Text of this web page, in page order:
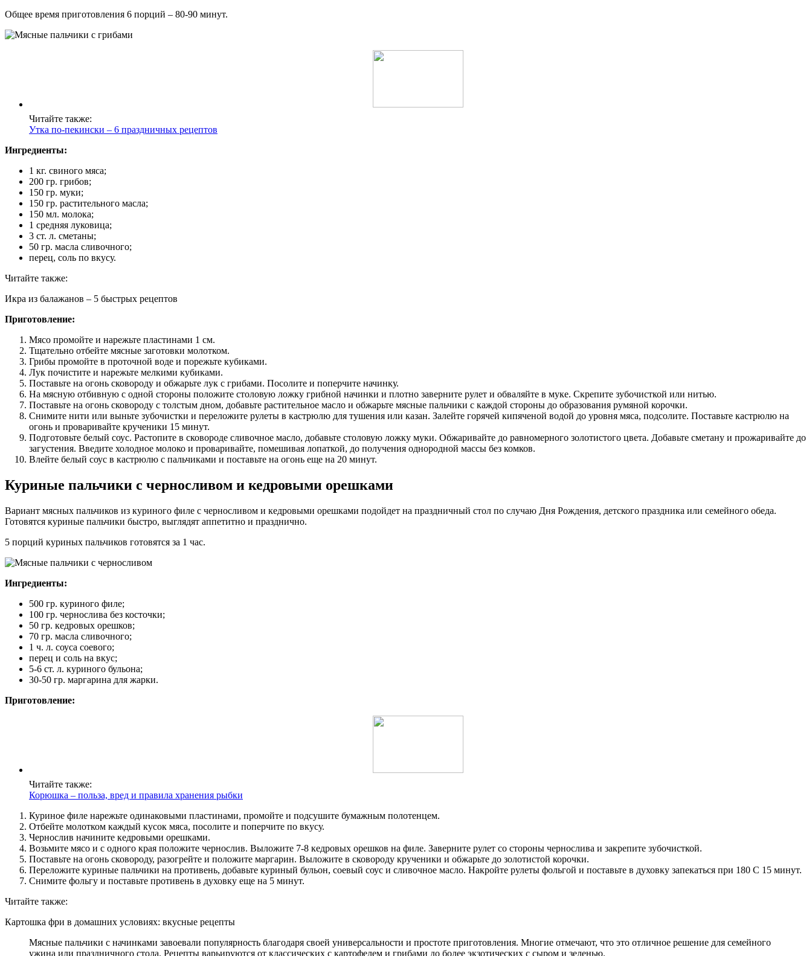
Общее время приготовления 6 порций – 80-90 минут.
Читайте также:
Утка по-пекински – 6 праздничных рецептов
Ингредиенты:
1 кг. свиного мяса;
200 гр. грибов;
150 гр. муки;
150 гр. растительного масла;
150 мл. молока;
1 средняя луковица;
3 ст. л. сметаны;
50 гр. масла сливочного;
перец, соль по вкусу.
Читайте также:
Икра из балажанов – 5 быстрых рецептов
Приготовление:
Мясо промойте и нарежьте пластинами 1 см.
Тщательно отбейте мясные заготовки молотком.
Грибы промойте в проточной воде и порежьте кубиками.
Лук почистите и нарежьте мелкими кубиками.
Поставьте на огонь сковороду и обжарьте лук с грибами. Посолите и поперчите начинку.
На мясную отбивную с одной стороны положите столовую ложку грибной начинки и плотно заверните рулет и обваляйте в муке. Скрепите зубочисткой или нитью.
Поставьте на огонь сковороду с толстым дном, добавьте растительное масло и обжарьте мясные пальчики с каждой стороны до образования румяной корочки.
Снимите нити или выньте зубочистки и переложите рулеты в кастрюлю для тушения или казан. Залейте горячей кипяченой водой до уровня мяса, подсолите. Поставьте кастрюлю на
огонь и проваривайте крученики 15 минут.
Подготовьте белый соус. Растопите в сковороде сливочное масло, добавьте столовую ложку муки. Обжаривайте до равномерного золотистого цвета. Добавьте сметану и прожаривайте до
загустения. Введите холодное молоко и проваривайте, помешивая лопаткой, до получения однородной массы без комков.
Влейте белый соус в кастрюлю с пальчиками и поставьте на огонь еще на 20 минут.
Куриные пальчики с черносливом и кедровыми орешками
Вариант мясных пальчиков из куриного филе с черносливом и кедровыми орешками подойдет на праздничный стол по случаю Дня Рождения, детского праздника или семейного обеда.
Готовятся куриные пальчики быстро, выглядят аппетитно и празднично.
5 порций куриных пальчиков готовятся за 1 час.
Ингредиенты:
500 гр. куриного филе;
100 гр. чернослива без косточки;
50 гр. кедровых орешков;
70 гр. масла сливочного;
1 ч. л. соуса соевого;
перец и соль на вкус;
5-6 ст. л. куриного бульона;
30-50 гр. маргарина для жарки.
Приготовление:
Читайте также:
Корюшка – польза, вред и правила хранения рыбки
Куриное филе нарежьте одинаковыми пластинами, промойте и подсушите бумажным полотенцем.
Отбейте молотком каждый кусок мяса, посолите и поперчите по вкусу.
Чернослив начините кедровыми орешками.
Возьмите мясо и с одного края положите чернослив. Выложите 7-8 кедровых орешков на филе. Заверните рулет со стороны чернослива и закрепите зубочисткой.
Поставьте на огонь сковороду, разогрейте и положите маргарин. Выложите в сковороду крученики и обжарьте до золотистой корочки.
Переложите куриные пальчики на противень, добавьте куриный бульон, соевый соус и сливочное масло. Накройте рулеты фольгой и поставьте в духовку запекаться при 180 С 15 минут.
Снимите фольгу и поставьте противень в духовку еще на 5 минут.
Читайте также:
Картошка фри в домашних условиях: вкусные рецепты
Мясные пальчики с начинками завоевали популярность благодаря своей универсальности и простоте приготовления. Многие отмечают, что это отличное решение для семейного
ужина или праздничного стола. Рецепты варьируются от классических с картофелем и грибами до более экзотических с сыром и зеленью.